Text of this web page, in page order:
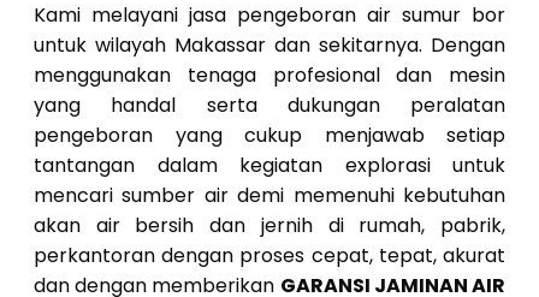
Kami melayani jasa pengeboran air sumur bor
untuk wilayah Makassar dan sekitarnya. Dengan
menggunakan tenaga profesional dan mesin
yang handal serta dukungan peralatan
pengeboran yang cukup menjawab setiap
tantangan dalam kegiatan explorasi untuk
mencari sumber air demi memenuhi kebutuhan
akan air bersih dan jernih di rumah, pabrik,
perkantoran dengan proses cepat, tepat, akurat
dan dengan memberikan GARANSI JAMINAN AIR